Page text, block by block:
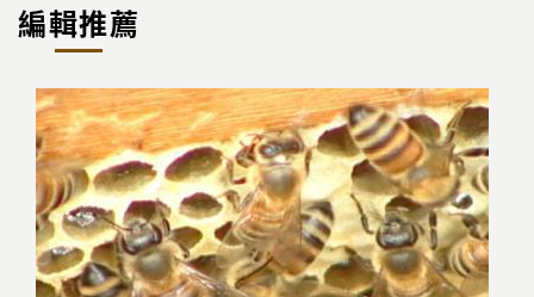
編輯推薦